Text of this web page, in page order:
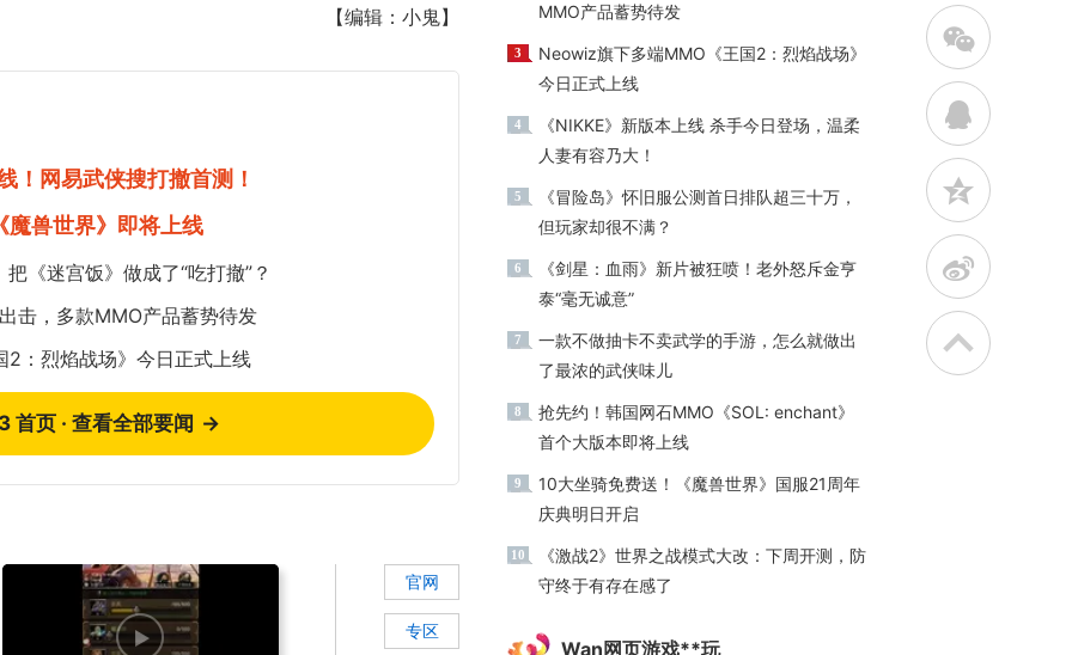
【编辑：小鬼】
！网易武侠搜打撤首测！
魔兽世界》即将上线
《迷宫饭》做成了“吃打撤”？
击，多款MMO产品蓄势待发
：烈焰战场》今日正式上线
首页 · 查看全部要闻 →
官网
专区
MMO产品蓄势待发
3
Neowiz旗下多端MMO《王国2：烈焰战场》
今日正式上线
4
《NIKKE》新版本上线 杀手今日登场，温柔
人妻有容乃大！
5
《冒险岛》怀旧服公测首日排队超三十万，
但玩家却很不满？
6
《剑星：血雨》新片被狂喷！老外怒斥金亨
泰“毫无诚意”
7
一款不做抽卡不卖武学的手游，怎么就做出
了最浓的武侠味儿
8
抢先约！韩国网石MMO《SOL: enchant》
首个大版本即将上线
9
10大坐骑免费送！《魔兽世界》国服21周年
庆典明日开启
10
《激战2》世界之战模式大改：下周开测，防
守终于有存在感了
Wan网页游戏**玩
w
q
z
t